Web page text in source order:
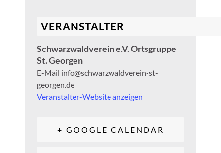
VERANSTALTER
Schwarzwaldverein e.V. Ortsgruppe
St. Georgen
E-Mail info@schwarzwaldverein-st-
georgen.de
Veranstalter-Website anzeigen
+ GOOGLE CALENDAR